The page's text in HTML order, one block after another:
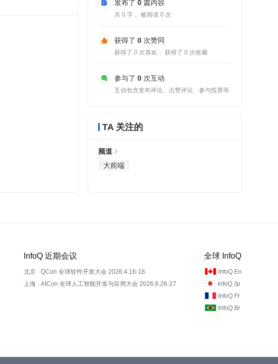
发布了 0 篇内容
共 0 字， 被阅读 0 次
获得了 0 次赞同
获得了 0 次喜欢， 获得了 0 次收藏
参与了 0 次互动
互动包含发布评论、点赞评论、参与投票等
TA 关注的
频道
大前端
InfoQ 近期会议
北京 · QCon 全球软件开发大会 2026.4.16-18
上海 · AICon 全球人工智能开发与应用大会 2026.6.26-27
全球 InfoQ
InfoQ En
InfoQ Jp
InfoQ Fr
InfoQ Br